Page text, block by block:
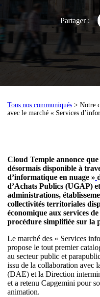
Partager :
Tous nos communiqués > Notre
avec le marché « Services
Cloud Temple annonce
désormais disponible à
d’informatique en nuage »
d’Achats Publics (UGAP)
administrations,
collectivités territoriales
économique aux services
procédure simplifiée sur la
Le marché des « Services
propose le tout premier
au secteur public et
issu de la collaboration avec
(DAE) et la Direction
et a retenu Capgemini pour
animation.